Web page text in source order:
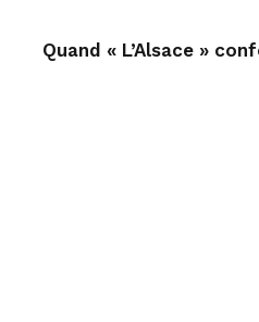
Quand « L’Alsace »